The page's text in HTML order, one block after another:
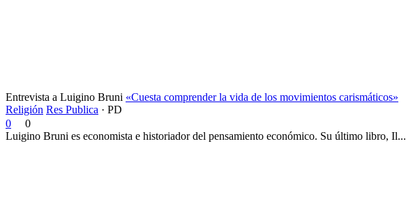
Entrevista a Luigino Bruni «Cuesta comprender la vida de los movimientos carismáticos»
Religión Res Publica · PD
0
0
Luigino Bruni es economista e historiador del pensamiento económico. Su último libro, Il...